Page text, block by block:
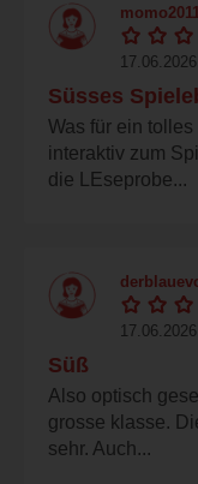
momo2011
Süsses
Was für ein
interaktiv zum
die LEseprobe...
Süß
Also optisch
grosse klasse.
sehr. Auch...